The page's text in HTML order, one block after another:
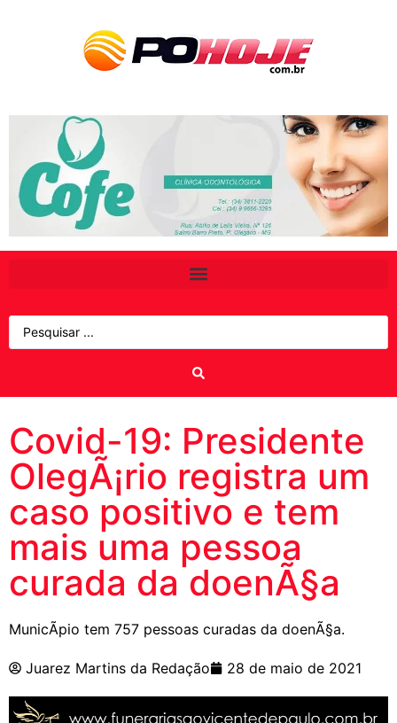
Covid-19: Presidente
OlegÃ¡rio registra um
caso positivo e tem
mais uma pessoa
curada da doenÃ§a
MunicÃ­pio tem 757 pessoas curadas da doenÃ§a.
Juarez Martins da Redação 28 de maio de 2021